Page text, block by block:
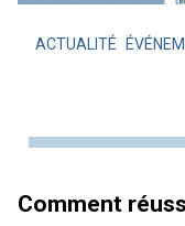
ACTUALITÉ
Comment